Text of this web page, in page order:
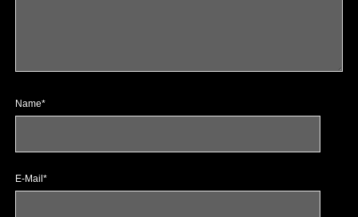
Name*
E-Mail*